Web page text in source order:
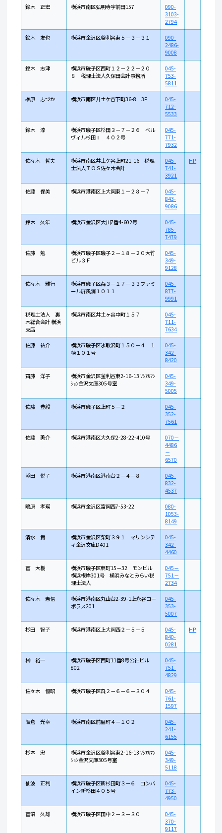
鈴木 正宏 横浜市南区弘明寺字前田157
090-
3103-
2794
鈴木 友也 横浜市金沢区釜利谷東５－３－３１
090-
2486-
9008
鈴木 志津
横浜市磯子区西町１２－２２－２０
８ 税理士法人久保田会計事務所
045-
753-
5811
榊原 志づか 横浜市南区井土ケ谷下町36-8 3F
045-
712-
5533
鈴木 淳
横浜市磯子区杉田３－７－２６ ベル
ヴィル杉田Ⅰ ４０２号
045-
771-
7932
佐々木 哲夫
横浜市南区井土ケ谷上町21-16 税理
士法人ＴＯＳ佐々木会計
045-
741-
3921
HP
佐藤 保美 横浜市港南区上大岡東１－２８－７
045-
843-
9086
鈴木 久年 横浜市金沢区大川7番4-602号
045-
785-
7479
佐藤 勉
横浜市磯子区磯子２－１８－２０大竹
ビル３Ｆ
045-
349-
9128
佐々木 雅行
横浜市磯子区森３－１７－３３ファミ
ール屛風浦１０１１
045-
877-
9991
税理士法人 裏
木総合会計 横浜
支店
横浜市南区井土ヶ谷中町１５７
045-
711-
7634
佐藤 祐介
横浜市磯子区氷取沢町１５０－４ １
棟１０１号
045-
342-
8420
齋藤 洋子
横浜市金沢区釜利谷東2-16-13 ｿｼｱﾙﾏﾝ
ｼｮﾝ金沢文庫305号室
045-
349-
5005
佐藤 豊毅 横浜市磯子区上町５－２
045-
352-
7561
佐藤 勇介 横浜市港南区大久保2-28-22-410号
070－
4486
－
6570
添田 悦子 横浜市港南区港南台２－４－８
045-
832-
4537
鴫原 孝瑛 横浜市金沢区富岡西7-53-22
080-
1053-
8149
清水 貴
横浜市金沢区柴町３９１ マリンシテ
ィ金沢文庫D401
045-
342-
4460
菅 大樹
横浜市磯子区東町15－32 モンビル
横浜根岸301号 橫浜みなとみらい税
理士法人
045－
751－
2734
佐々木 憲信
横浜市港南区丸山台2-39-1上永谷コー
ポラス201
045-
353-
5007
杉田 智子 横浜市港南区上大岡西２－５－５
045-
840-
0281
HP
榊󠄀 裕一
横浜市磯子区西町11番8号公社ビル
802
045-
751-
4829
佐々木 恒昭 横浜市磯子区森２－６－６－３０４
045-
761-
1597
阪倉 光幸 横浜市南区前里町４－１０２
045-
241-
6155
杉本 忠
横浜市金沢区釜利谷東2-16-13 ｿｼｱﾙﾏﾝ
ｼｮﾝ金沢文庫305号室
045-
349-
5118
仙波 正利
横浜市磯子区新杉田町３－６ コンバ
イン新杉田４０５号
045-
773-
4950
菅沼 久雄 横浜市磯子区田中２－３－３０
045-
370-
9117